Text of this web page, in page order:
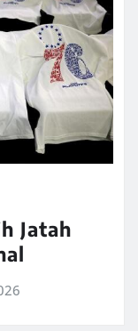
Jatah